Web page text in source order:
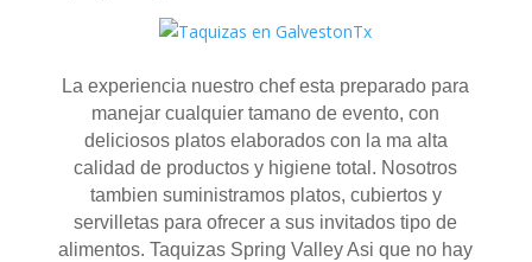
La experiencia nuestro chef esta preparado para
manejar cualquier tamano de evento, con
deliciosos platos elaborados con la ma alta
calidad de productos y higiene total. Nosotros
tambien suministramos platos, cubiertos y
servilletas para ofrecer a sus invitados tipo de
alimentos. Taquizas Spring Valley Asi que no hay